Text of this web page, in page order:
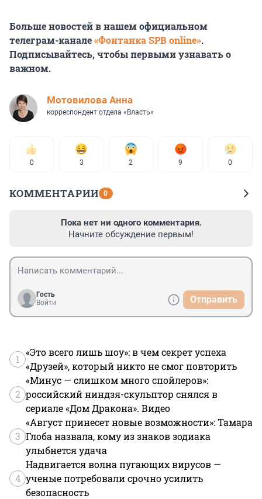
Больше новостей в нашем официальном
телеграм-канале«Фонтанка SPB online».
Подписывайтесь, чтобы первыми узнавать о
важном.
Мотовилова Анна
корреспондент отдела «Власть»
0 3 2 9 0
КОММЕНТАРИИ 0
Пока нет ни одного комментария.
Начните обсуждение первым!
Гость
Войти
Отправить
1
«Это всего лишь шоу»: в чем секрет успеха
«Друзей», который никто не смог повторить
2
«Минус — слишком много спойлеров»:
российский ниндзя-скульптор снялся в
сериале «Дом Дракона». Видео
3
«Август принесет новые возможности»: Тамара
Глоба назвала, кому из знаков зодиака
улыбнется удача
4
Надвигается волна пугающих вирусов —
ученые потребовали срочно усилить
безопасность